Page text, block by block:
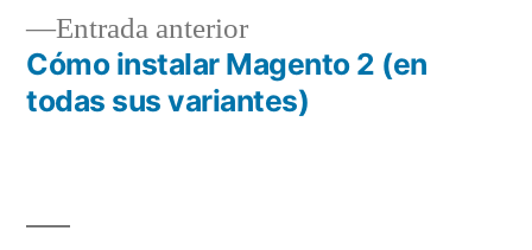
entradas
Entrada anteriorEntrada
anterior:
Cómo instalar Magento 2 (en
todas sus variantes)